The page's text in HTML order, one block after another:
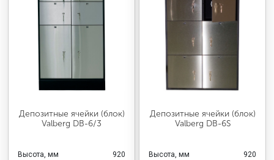
Депозитные ячейки (блок)
Valberg DB-6/3
Высота, мм
920
Депозитные ячейки (блок)
Valberg DB-6S
Высота, мм
920